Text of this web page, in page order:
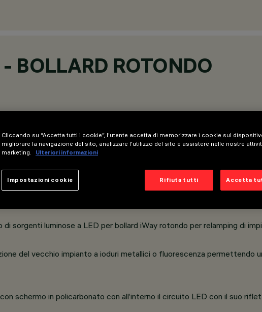
BOLLARD ROTONDO
sorgenti luminose a LED per bollard iWay rotondo per relamping di
del vecchio impianto a ioduri metallici o fluorescenza permettendo
schermo in policarbonato con all’interno il circuito LED con il suo
Cliccando su “Accetta tutti i cookie”, l'utente accetta di memorizzare i cookie sul
migliorare la navigazione del sito, analizzare l'utilizzo del sito e assistere nelle nostre
marketing.
Ulteriori informazioni
Rifiuta tutti Accetta
Impostazioni cookie